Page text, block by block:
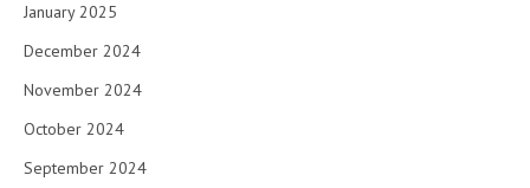
January 2025
December 2024
November 2024
October 2024
September 2024